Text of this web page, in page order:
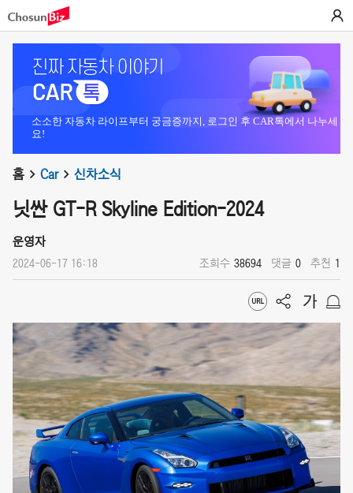
소소한 자동차 라이프부터 궁금증까지, 로그인 후 CAR톡에서 나누세
요!
홈 Car 신차소식
닛싼 GT-R Skyline Edition-2024
운영자
2024-06-17 16:18 조회수 38694 댓글 0 추천 1